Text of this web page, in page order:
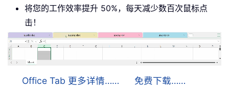
将您的工作效率提升 50%，每天减少数百次鼠标点
击！
Office Tab 更多详情…… 免费下载……